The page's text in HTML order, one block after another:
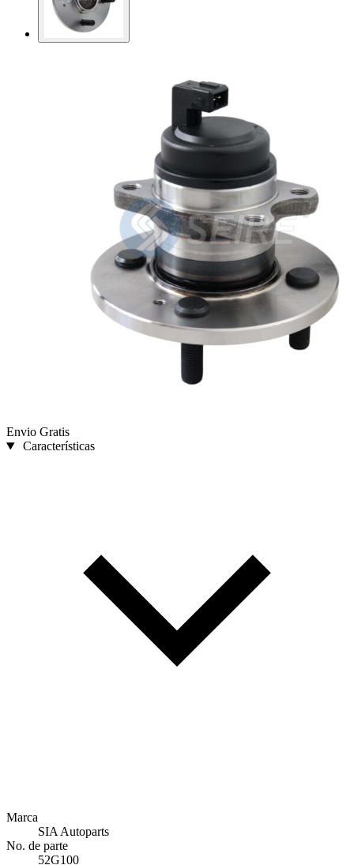
Envio Gratis
Características
Marca
SIA Autoparts
No. de parte
52G100